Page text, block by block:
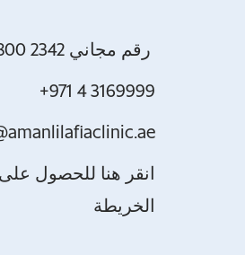
+971 4 3169999
انقر هنا للحصول
الخريطة